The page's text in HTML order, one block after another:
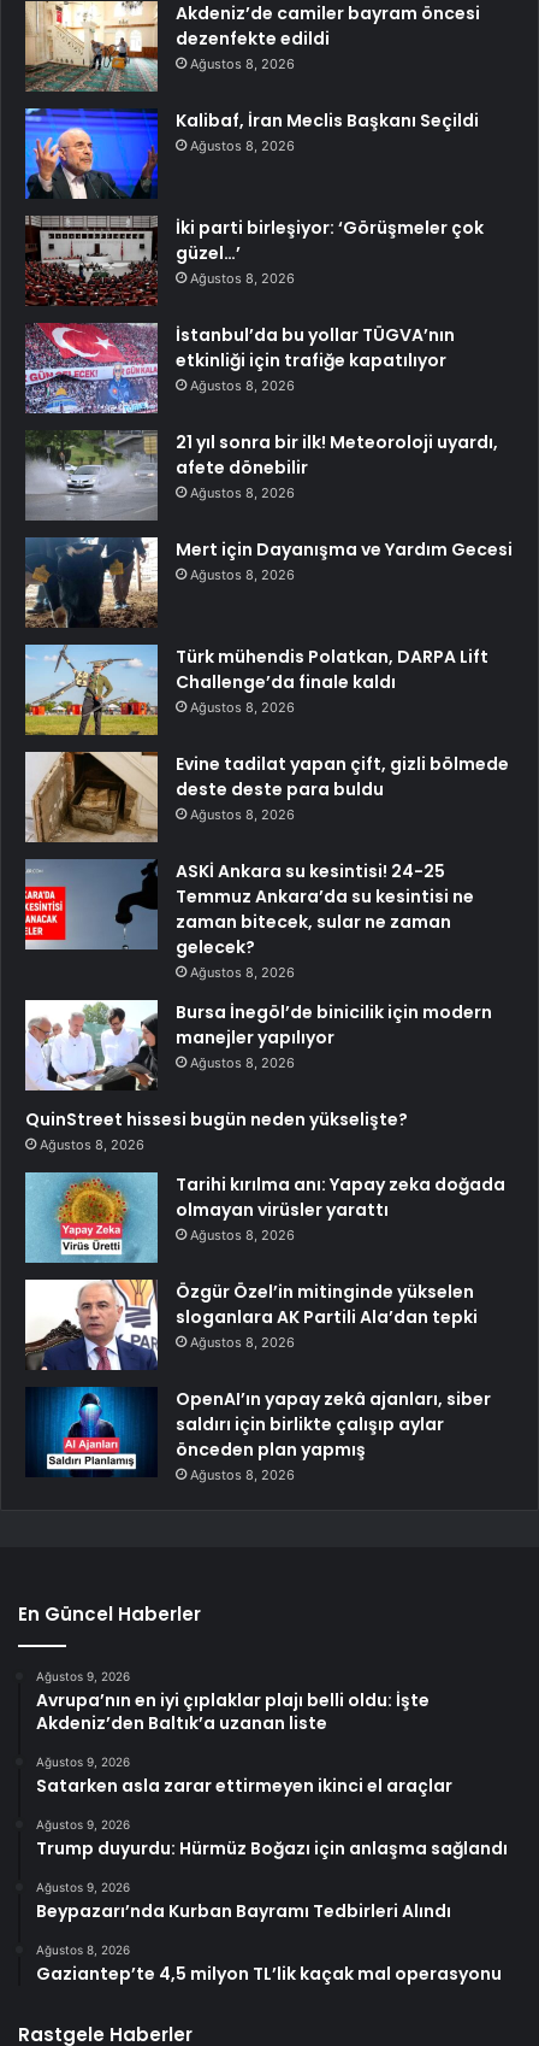
Akdeniz’de camiler bayram öncesi
dezenfekte edildi
Ağustos 8, 2026
Kalibaf, İran Meclis Başkanı Seçildi
Ağustos 8, 2026
İki parti birleşiyor: ‘Görüşmeler çok
güzel…’
Ağustos 8, 2026
İstanbul’da bu yollar TÜGVA’nın
etkinliği için trafiğe kapatılıyor
Ağustos 8, 2026
21 yıl sonra bir ilk! Meteoroloji uyardı,
afete dönebilir
Ağustos 8, 2026
Mert için Dayanışma ve Yardım Gecesi
Ağustos 8, 2026
Türk mühendis Polatkan, DARPA Lift
Challenge’da finale kaldı
Ağustos 8, 2026
Evine tadilat yapan çift, gizli bölmede
deste deste para buldu
Ağustos 8, 2026
ASKİ Ankara su kesintisi! 24-25
Temmuz Ankara’da su kesintisi ne
zaman bitecek, sular ne zaman
gelecek?
Ağustos 8, 2026
Bursa İnegöl’de binicilik için modern
manejler yapılıyor
Ağustos 8, 2026
QuinStreet hissesi bugün neden yükselişte?
Ağustos 8, 2026
Tarihi kırılma anı: Yapay zeka doğada
olmayan virüsler yarattı
Ağustos 8, 2026
Özgür Özel’in mitinginde yükselen
sloganlara AK Partili Ala’dan tepki
Ağustos 8, 2026
OpenAI’ın yapay zekâ ajanları, siber
saldırı için birlikte çalışıp aylar
önceden plan yapmış
Ağustos 8, 2026
En Güncel Haberler
Ağustos 9, 2026
Avrupa’nın en iyi çıplaklar plajı belli oldu: İşte
Akdeniz’den Baltık’a uzanan liste
Ağustos 9, 2026
Satarken asla zarar ettirmeyen ikinci el araçlar
Ağustos 9, 2026
Trump duyurdu: Hürmüz Boğazı için anlaşma sağlandı
Ağustos 9, 2026
Beypazarı’nda Kurban Bayramı Tedbirleri Alındı
Ağustos 8, 2026
Gaziantep’te 4,5 milyon TL’lik kaçak mal operasyonu
Rastgele Haberler